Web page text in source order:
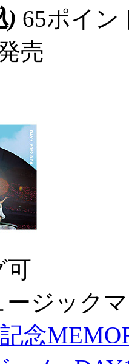
) 65ポイ
売
可
ージック
念